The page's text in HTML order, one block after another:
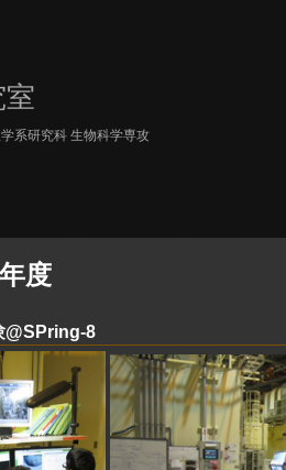
系研究科 生物科学専攻
度
@SPring-8